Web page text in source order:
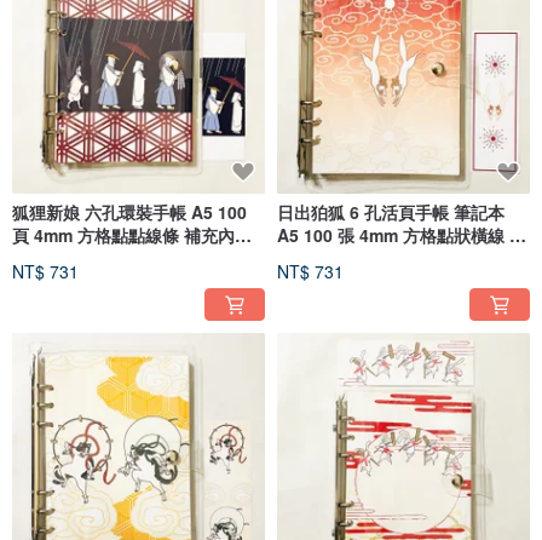
狐狸新娘 六孔環裝手帳 A5 100
頁 4mm 方格點點線條 補充內頁
NT$ 731
日出狛狐 6 孔活頁手帳 筆記本
A5 100 張 4mm 方格點狀橫線 內
NT$ 731